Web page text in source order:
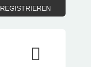
REGISTRIEREN